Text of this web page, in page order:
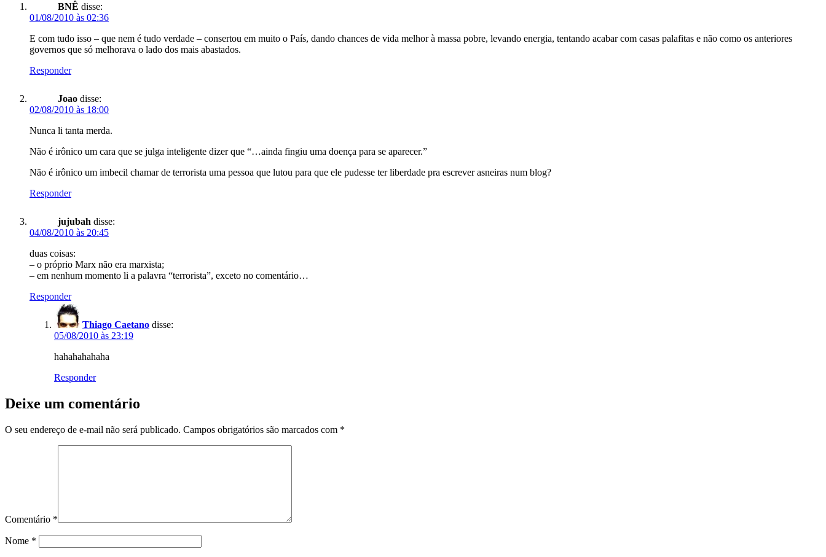
BNÊ disse:
01/08/2010 às 02:36
E com tudo isso – que nem é tudo verdade – consertou em muito o País, dando chances de vida melhor à massa pobre, levando energia, tentando acabar com casas palafitas e não como os anteriores
governos que só melhorava o lado dos mais abastados.
Responder
Joao disse:
02/08/2010 às 18:00
Nunca li tanta merda.
Não é irônico um cara que se julga inteligente dizer que “…ainda fingiu uma doença para se aparecer.”
Não é irônico um imbecil chamar de terrorista uma pessoa que lutou para que ele pudesse ter liberdade pra escrever asneiras num blog?
Responder
jujubah disse:
04/08/2010 às 20:45
duas coisas:
– o próprio Marx não era marxista;
– em nenhum momento li a palavra “terrorista”, exceto no comentário…
Responder
Thiago Caetano disse:
05/08/2010 às 23:19
hahahahahaha
Responder
Deixe um comentário
O seu endereço de e-mail não será publicado. Campos obrigatórios são marcados com *
Comentário *
Nome *